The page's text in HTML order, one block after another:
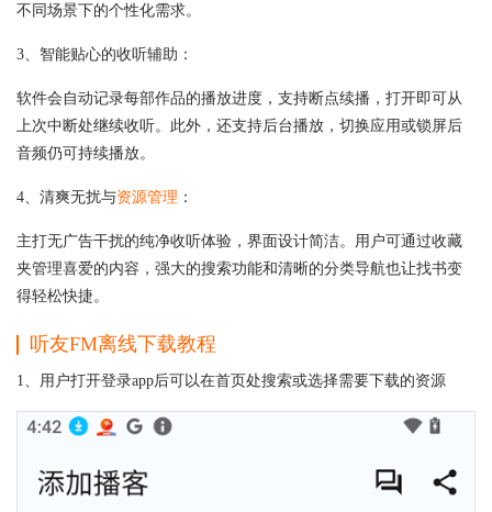
不同场景下的个性化需求。
3、智能贴心的收听辅助：
软件会自动记录每部作品的播放进度，支持断点续播，打开即可从
上次中断处继续收听。此外，还支持后台播放，切换应用或锁屏后
音频仍可持续播放。
4、清爽无扰与资源管理 ：
主打无广告干扰的纯净收听体验，界面设计简洁。用户可通过收藏
夹管理喜爱的内容，强大的搜索功能和清晰的分类导航也让找书变
得轻松快捷。
听友FM离线下载教程
1、用户打开登录app后可以在首页处搜索或选择需要下载的资源